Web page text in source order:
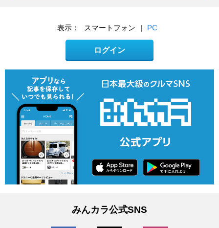
表示： スマートフォン | PC
ログイン
みんカラ公式SNS